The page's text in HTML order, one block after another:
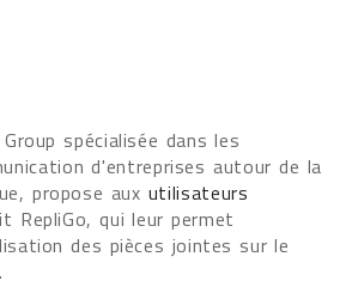
spécialisée dans les
d'entreprises autour de la
propose aux utilisateurs
RepliGo, qui leur permet
des pièces jointes sur le